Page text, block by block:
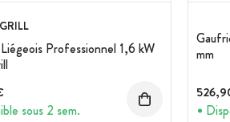
Professionnel 1,6 kW
sous 2 sem.
mm